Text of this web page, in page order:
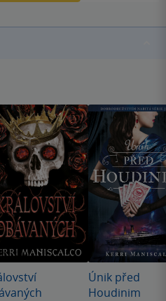
to. Ráda bych sérii dala
a základního
Únik před
Houdinim